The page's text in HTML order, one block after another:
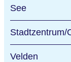
See
Velden